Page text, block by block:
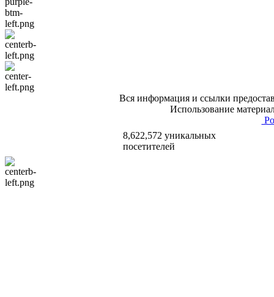
Вся информация и ссылки
Использование
8,622,572 уникальных
посетителей